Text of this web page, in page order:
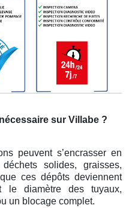
sur Villabe ?
peuvent s’encrasser en
solides, graisses,
ces dépôts deviennent
le diamètre des tuyaux,
un blocage complet.